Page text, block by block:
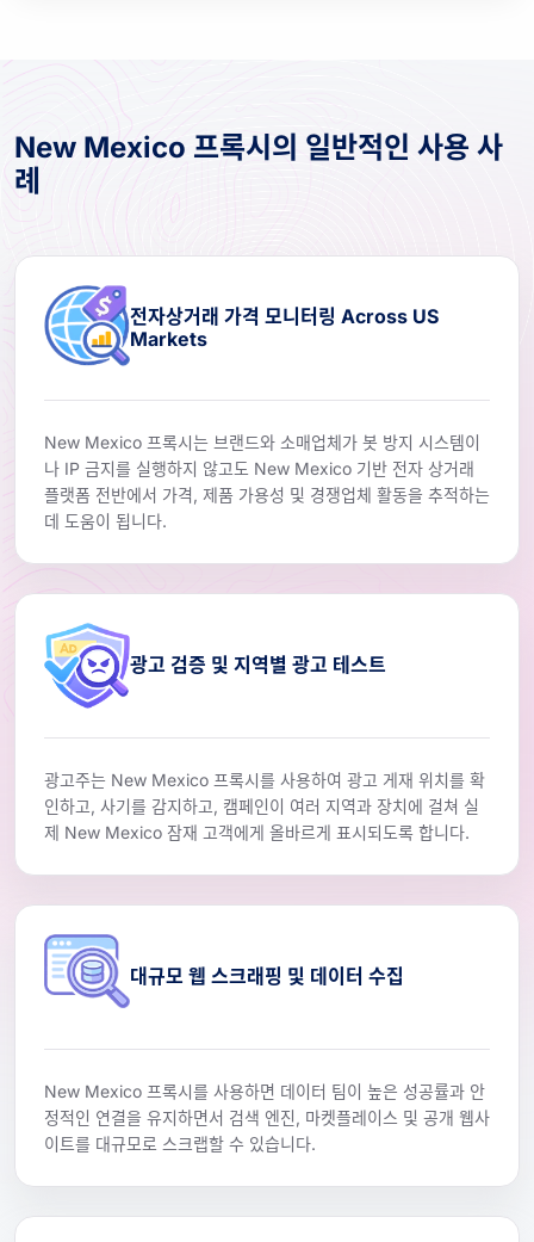
New Mexico 프록시의 일반적인 사용 사
례
전자상거래 가격 모니터링 Across US
Markets
New Mexico 프록시는 브랜드와 소매업체가 봇 방지 시스템이
나 IP 금지를 실행하지 않고도 New Mexico 기반 전자 상거래
플랫폼 전반에서 가격, 제품 가용성 및 경쟁업체 활동을 추적하는
데 도움이 됩니다.
광고 검증 및 지역별 광고 테스트
광고주는 New Mexico 프록시를 사용하여 광고 게재 위치를 확
인하고, 사기를 감지하고, 캠페인이 여러 지역과 장치에 걸쳐 실
제 New Mexico 잠재 고객에게 올바르게 표시되도록 합니다.
대규모 웹 스크래핑 및 데이터 수집
New Mexico 프록시를 사용하면 데이터 팀이 높은 성공률과 안
정적인 연결을 유지하면서 검색 엔진, 마켓플레이스 및 공개 웹사
이트를 대규모로 스크랩할 수 있습니다.